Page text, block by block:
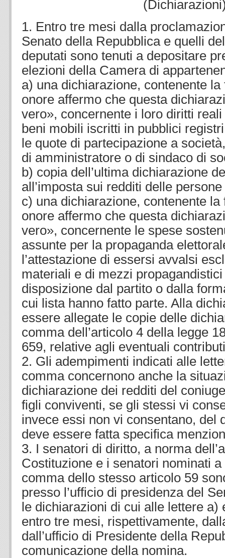
1. Entro tre mesi dalla
Senato della Repubblica e quelli
deputati sono tenuti a depositare
elezioni della Camera di
a) una dichiarazione, contenente
onore affermo che questa
vero», concernente i loro diritti
beni mobili iscritti in pubblici
le quote di partecipazione a
di amministratore o di sindaco di
b) copia dell’ultima dichiarazione
all’imposta sui redditi delle
c) una dichiarazione, contenente
onore affermo che questa
vero», concernente le spese
assunte per la propaganda
l’attestazione di essersi avvalsi
materiali e di mezzi
disposizione dal partito o dalla
cui lista hanno fatto parte. Alla
essere allegate le copie delle
comma dell’articolo 4 della legge
659, relative agli eventuali
2. Gli adempimenti indicati alle
comma concernono anche la
dichiarazione dei redditi del
figli conviventi, se gli stessi vi
invece essi non vi consentano, del
deve essere fatta specifica
3. I senatori di diritto, a norma
Costituzione e i senatori nominati
comma dello stesso articolo 59
presso l’ufficio di presidenza del
le dichiarazioni di cui alle lettere
entro tre mesi, rispettivamente,
dall’ufficio di Presidente della
comunicazione della nomina.